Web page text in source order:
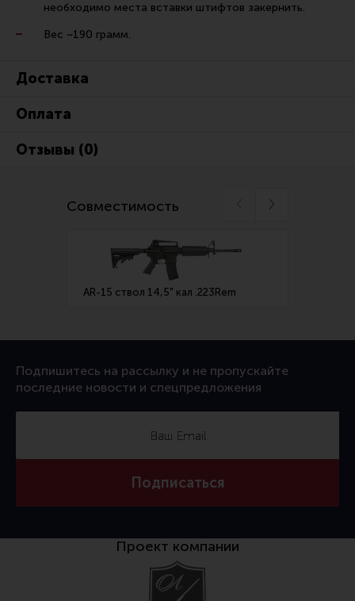
Шомполы и наборы для чистки
Ершики, вишеры, переходники
Релоадинг
Линия Огня Медиа
Фотоотчеты
необходимо места вставки штифтов закернить.
Вес ~190 грамм.
Доставка
Оплата
Отзывы (0)
Совместимость
AR-15 ствол 14,5" кал .223Rem
Подпишитесь на рассылку и не пропускайте
последние новости и спецпредложения
Подписаться
Проект компании